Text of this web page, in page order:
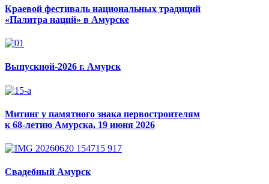
Краевой фестиваль национальных традиций
«Палитра наций» в Амурске
Выпускной-2026 г. Амурск
Митинг у памятного знака первостроителям
к 68-летию Амурска, 19 июня 2026
Свадебный Амурск